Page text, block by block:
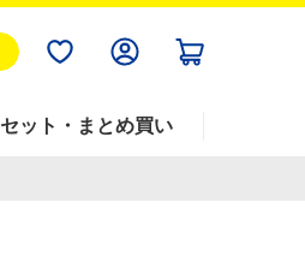
セット・まとめ買い